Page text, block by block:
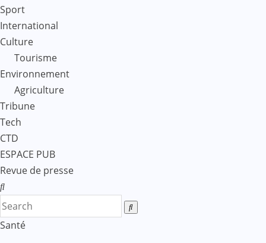
Sport
International
Culture
Tourisme
Environnement
Agriculture
Tribune
Tech
CTD
ESPACE PUB
Revue de presse
Santé